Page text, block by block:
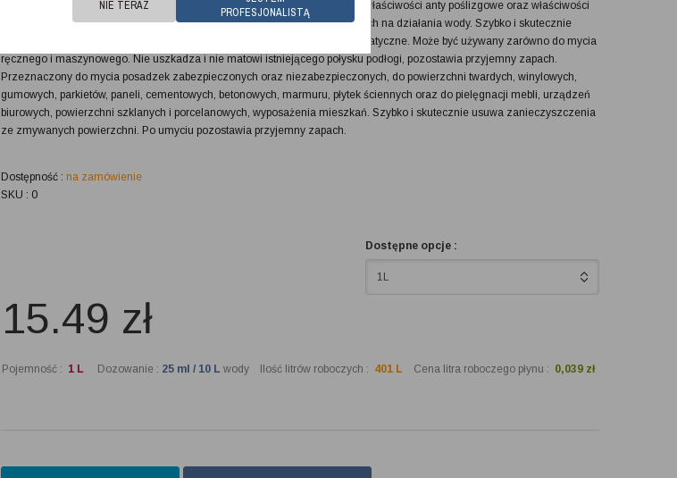
zapachu, przeznaczony do mycia różnego rodzaju posadzek, posiadający właściwości anty poślizgowe oraz właściwości
myjąco nabłyszczające, do mycia wszelkiego rodzaju powierzchni odpornych na działania wody. Szybko i skutecznie
usuwa zanieczyszczenia z mytych powierzchni, posiada właściwości antystatyczne. Może być używany zarówno do mycia
ręcznego i maszynowego. Nie uszkadza i nie matowi istniejącego połysku podłogi, pozostawia przyjemny zapach.
Przeznaczony do mycia posadzek zabezpieczonych oraz niezabezpieczonych, do powierzchni twardych, winylowych,
gumowych, parkietów, paneli, cementowych, betonowych, marmuru, płytek ściennych oraz do pielęgnacji mebli, urządzeń
biurowych, powierzchni szklanych i porcelanowych, wyposażenia mieszkań. Szybko i skutecznie usuwa zanieczyszczenia
ze zmywanych powierzchni. Po umyciu pozostawia przyjemny zapach.
Dostępność : na zamówienie
SKU : 0
Dostępne opcje :
1L
15.49 zł
Pojemność : 1 L Dozowanie : 25 ml / 10 L wody Ilość litrów roboczych : 401 L Cena litra roboczego płynu : 0,039 zł
PROFESJONALISTĄ
NIE TERAZ